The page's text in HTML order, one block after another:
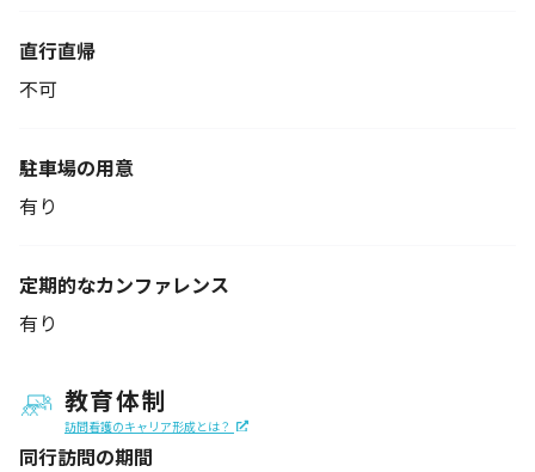
直行直帰
不可
駐車場の用意
有り
定期的なカンファレンス
有り
教育体制
訪問看護のキャリア形成とは？
同行訪問の期間